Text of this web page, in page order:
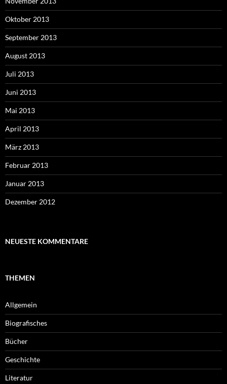
Oktober 2013
September 2013
August 2013
Juli 2013
Juni 2013
Mai 2013
April 2013
März 2013
Februar 2013
Januar 2013
Dezember 2012
NEUESTE KOMMENTARE
THEMEN
Allgemein
Biografisches
Bücher
Geschichte
Literatur